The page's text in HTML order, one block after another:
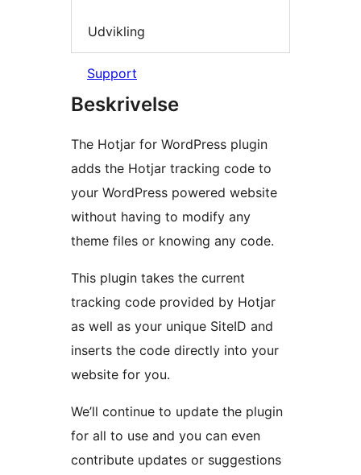
Udvikling
Support
Beskrivelse
The Hotjar for WordPress plugin
adds the Hotjar tracking code to
your WordPress powered website
without having to modify any
theme files or knowing any code.
This plugin takes the current
tracking code provided by Hotjar
as well as your unique SiteID and
inserts the code directly into your
website for you.
We’ll continue to update the plugin
for all to use and you can even
contribute updates or suggestions